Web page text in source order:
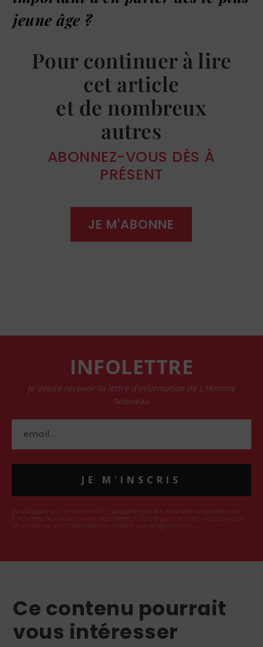
jeune âge ?
Pour continuer à lire
cet article
et de nombreux
autres
ABONNEZ-VOUS DÈS À
PRÉSENT
JE M'ABONNE
INFOLETTRE
Je désire recevoir la lettre d'information de L'Homme
Nouveau
JE M'INSCRIS
Ce contenu pourrait
vous intéresser